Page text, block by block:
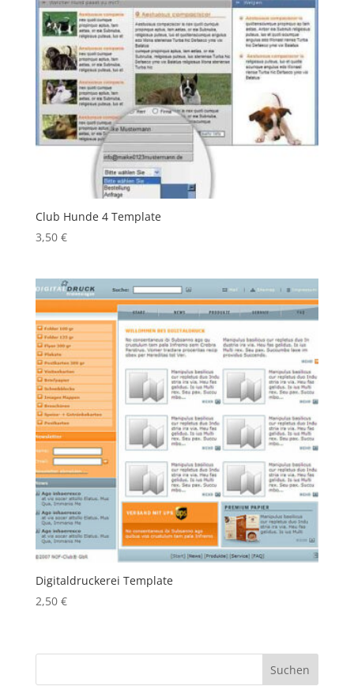
Club Hunde 4 Template
3,50 €
Digitaldruckerei Template
2,50 €